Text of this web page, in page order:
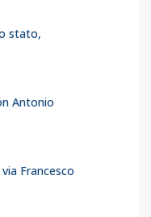
stato,
Antonio
Francesco